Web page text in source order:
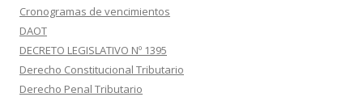
Cronogramas de vencimientos
DAOT
DECRETO LEGISLATIVO Nº 1395
Derecho Constitucional Tributario
Derecho Penal Tributario